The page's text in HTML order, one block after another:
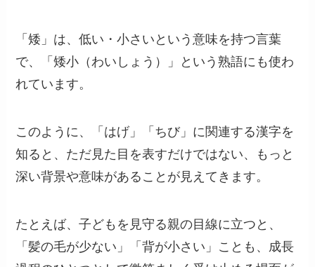
「矮」は、低い・小さいという意味を持つ言葉
で、「矮小（わいしょう）」という熟語にも使わ
れています。
このように、「はげ」「ちび」に関連する漢字を
知ると、ただ見た目を表すだけではない、もっと
深い背景や意味があることが見えてきます。
たとえば、子どもを見守る親の目線に立つと、
「髪の毛が少ない」「背が小さい」ことも、成長